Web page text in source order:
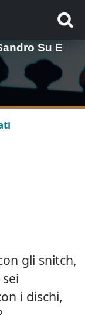
Su E
gli snitch,
i dischi,